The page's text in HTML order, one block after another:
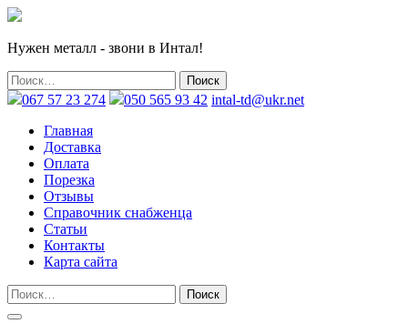
Нужен металл - звони в Интал!
067 57 23 274 050 565 93 42 intal-td@ukr.net
Главная
Доставка
Оплата
Порезка
Отзывы
Справочник снабженца
Статьи
Контакты
Карта сайта